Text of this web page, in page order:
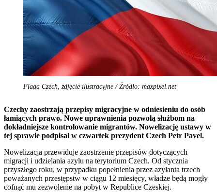
Flaga Czech, zdjęcie ilustracyjne / Źródło: maxpixel.net
Czechy zaostrzają przepisy migracyjne w odniesieniu do osób
łamiących prawo. Nowe uprawnienia pozwolą służbom na
dokładniejsze kontrolowanie migrantów. Nowelizację ustawy w
tej sprawie podpisał w czwartek prezydent Czech Petr Pavel.
Nowelizacja przewiduje zaostrzenie przepisów dotyczących
migracji i udzielania azylu na terytorium Czech. Od stycznia
przyszłego roku, w przypadku popełnienia przez azylanta trzech
poważanych przestępstw w ciągu 12 miesięcy, władze będą mogły
cofnąć mu zezwolenie na pobyt w Republice Czeskiej.